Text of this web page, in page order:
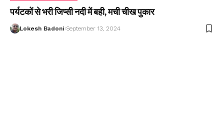
पर्यटकों से भरी जिप्सी नदी में बही, मची चीख पुकार
Lokesh Badoni September 13, 2024